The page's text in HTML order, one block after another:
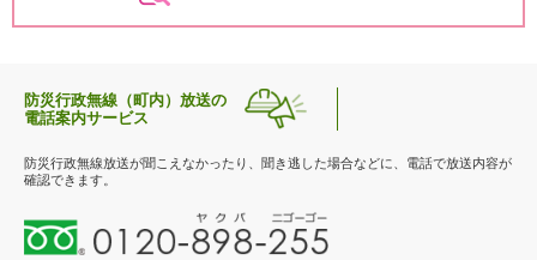
防災行政無線（町内）放送の
電話案内サービス
防災行政無線放送が聞こえなかったり、聞き逃した場合などに、電話で放送内容が
確認できます。
0
1